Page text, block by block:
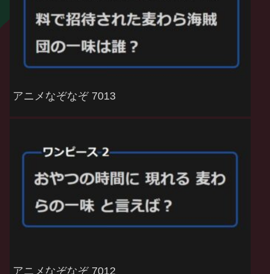
アニメなぞなぞ 7013
アニメなぞなぞ 7012